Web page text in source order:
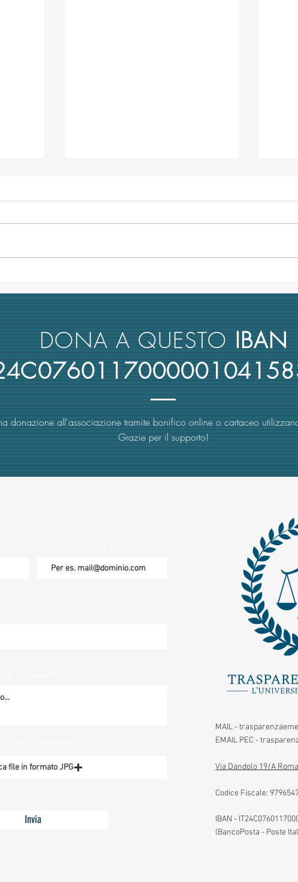
università italiane alla
DONA A QUESTO IBAN
donazione all'associazione tramite bonifico online o cartaceo
Grazie per il supporto!
file in formato JPG
Invia
MAIL -
EMAIL PEC -
Via Dandolo 19/A
Codice Fiscale:
IBAN -
(BancoPosta - Poste